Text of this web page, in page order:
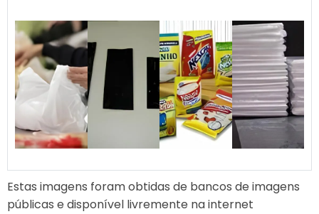
Estas imagens foram obtidas de bancos de imagens
públicas e disponível livremente na internet